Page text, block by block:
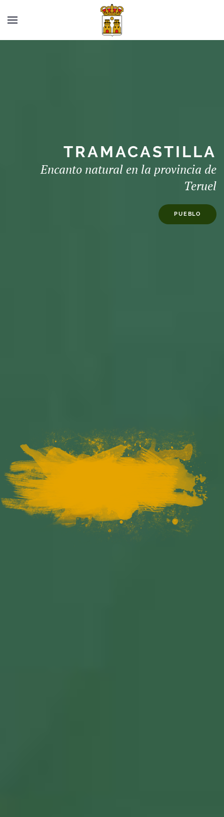
TRAMACASTILLA
Encanto natural en la provincia de
Teruel
PUEBLO